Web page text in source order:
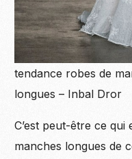
tendance robes de
longues – Inbal Dror
C’est peut-être ce
manches longues de